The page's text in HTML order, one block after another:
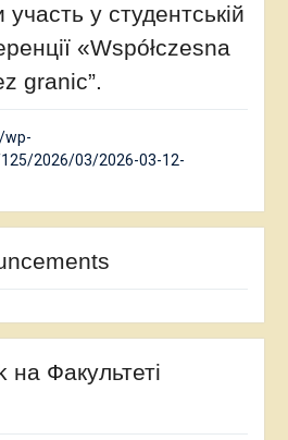
у студентській
«Współczesna
granic”.
wp-
2026/03/2026-03-12-
на Факультеті